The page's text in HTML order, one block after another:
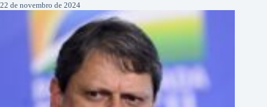
22 de novembro de 2024